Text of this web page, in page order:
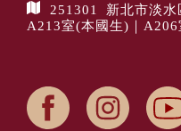
251301 新北市淡水
A213室(本國生)｜